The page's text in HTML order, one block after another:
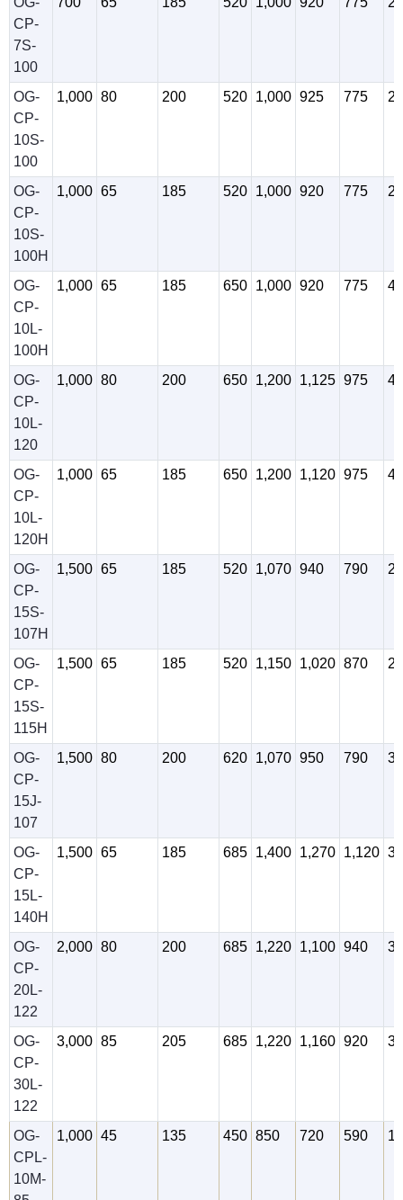
CP-
7S-
100
OG-
CP-
10S-
100
1,000 80 200 520 1,000 925 775
OG-
CP-
10S-
100H
1,000 65 185 520 1,000 920 775
OG-
CP-
10L-
100H
1,000 65 185 650 1,000 920 775
OG-
CP-
10L-
120
1,000 80 200 650 1,200 1,125 975
OG-
CP-
10L-
120H
1,000 65 185 650 1,200 1,120 975
OG-
CP-
15S-
107H
1,500 65 185 520 1,070 940 790
OG-
CP-
15S-
115H
1,500 65 185 520 1,150 1,020 870
OG-
CP-
15J-
107
1,500 80 200 620 1,070 950 790
OG-
CP-
15L-
140H
1,500 65 185 685 1,400 1,270 1,120
OG-
CP-
20L-
122
2,000 80 200 685 1,220 1,100 940
OG-
CP-
30L-
122
3,000 85 205 685 1,220 1,160 920
OG-
CPL-
10M-
1,000 45 135 450 850 720 590